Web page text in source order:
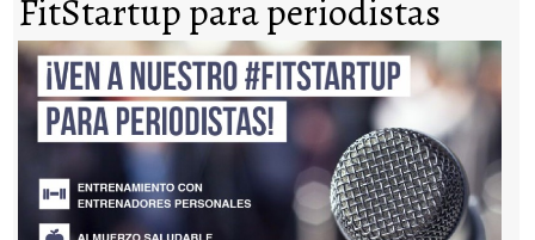
FitStartup para periodistas